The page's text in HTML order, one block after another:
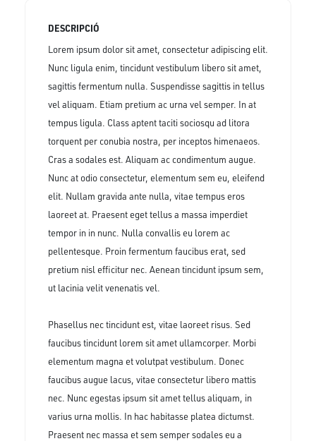
DESCRIPCIÓ
Lorem ipsum dolor sit amet, consectetur adipiscing elit.
Nunc ligula enim, tincidunt vestibulum libero sit amet,
sagittis fermentum nulla. Suspendisse sagittis in tellus
vel aliquam. Etiam pretium ac urna vel semper. In at
tempus ligula. Class aptent taciti sociosqu ad litora
torquent per conubia nostra, per inceptos himenaeos.
Cras a sodales est. Aliquam ac condimentum augue.
Nunc at odio consectetur, elementum sem eu, eleifend
elit. Nullam gravida ante nulla, vitae tempus eros
laoreet at. Praesent eget tellus a massa imperdiet
tempor in in nunc. Nulla convallis eu lorem ac
pellentesque. Proin fermentum faucibus erat, sed
pretium nisl efficitur nec. Aenean tincidunt ipsum sem,
ut lacinia velit venenatis vel.
Phasellus nec tincidunt est, vitae laoreet risus. Sed
faucibus tincidunt lorem sit amet ullamcorper. Morbi
elementum magna et volutpat vestibulum. Donec
faucibus augue lacus, vitae consectetur libero mattis
nec. Nunc egestas ipsum sit amet tellus aliquam, in
varius urna mollis. In hac habitasse platea dictumst.
Praesent nec massa et sem semper sodales eu a